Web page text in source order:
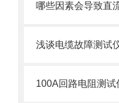
哪些因素会导致直
浅谈电缆故障测试